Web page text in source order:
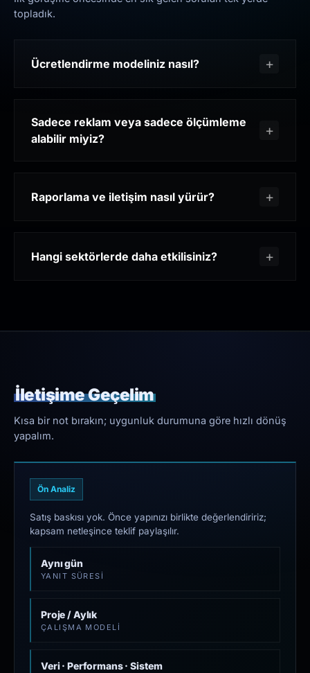
topladık.
Ücretlendirme modeliniz nasıl?
Sadece reklam veya sadece ölçümleme
alabilir miyiz?
Raporlama ve iletişim nasıl yürür?
Hangi sektörlerde daha etkilisiniz?
İletişime Geçelim
Kısa bir not bırakın; uygunluk durumuna göre hızlı dönüş
yapalım.
Ön Analiz
Satış baskısı yok. Önce yapınızı birlikte değerlendiririz;
kapsam netleşince teklif paylaşılır.
Aynı gün
YANIT SÜRESI
Proje / Aylık
ÇALIŞMA MODELI
Veri · Performans · Sistem